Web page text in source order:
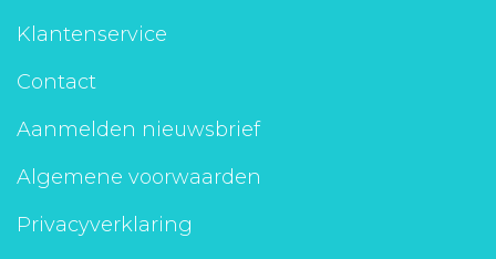
Klantenservice
Contact
Aanmelden nieuwsbrief
Algemene voorwaarden
Privacyverklaring